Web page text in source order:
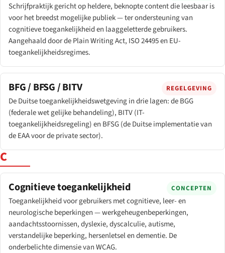
Schrijfpraktijk gericht op heldere, beknopte content die leesbaar is
voor het breedst mogelijke publiek — ter ondersteuning van
cognitieve toegankelijkheid en laaggeletterde gebruikers.
Aangehaald door de Plain Writing Act, ISO 24495 en EU-
toegankelijkheidsregimes.
BFG / BFSG / BITV REGELGEVING
De Duitse toegankelijkheidswetgeving in drie lagen: de BGG
(federale wet gelijke behandeling), BITV (IT-
toegankelijkheidsregeling) en BFSG (de Duitse implementatie van
de EAA voor de private sector).
C
Cognitieve toegankelijkheid CONCEPTEN
Toegankelijkheid voor gebruikers met cognitieve, leer- en
neurologische beperkingen — werkgeheugenbeperkingen,
aandachtsstoornissen, dyslexie, dyscalculie, autisme,
verstandelijke beperking, hersenletsel en dementie. De
onderbelichte dimensie van WCAG.